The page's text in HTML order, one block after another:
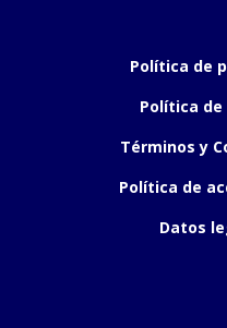
Política de
Política de
Términos y
Política de
Datos